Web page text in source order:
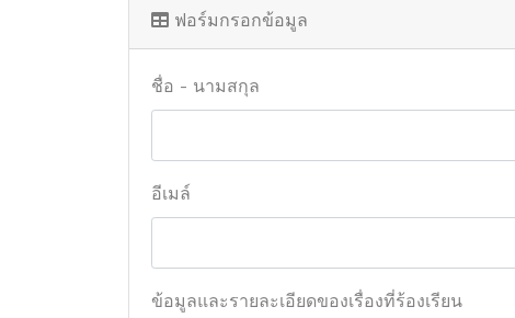
ฟอร์มกรอกข้อมูล
ชื่อ - นามสกุล
อีเมล์
ข้อมูลและรายละเอียดของเรื่องที่ร้องเรียน